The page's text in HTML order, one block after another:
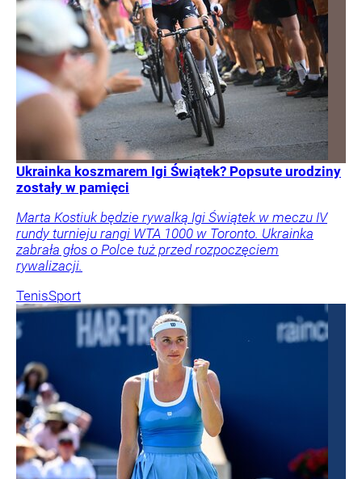
Ukrainka koszmarem Igi Świątek? Popsute urodziny
zostały w pamięci
Marta Kostiuk będzie rywalką Igi Świątek w meczu IV
rundy turnieju rangi WTA 1000 w Toronto. Ukrainka
zabrała głos o Polce tuż przed rozpoczęciem
rywalizacji.
TenisSport